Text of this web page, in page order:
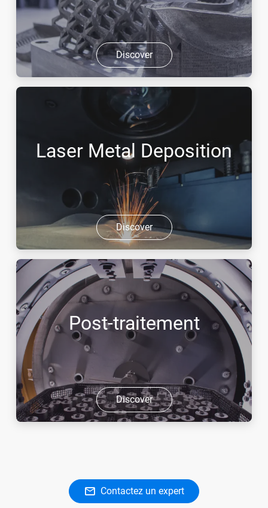
Discover
Laser Metal Deposition
Discover
Post-traitement
Discover
Contactez un expert